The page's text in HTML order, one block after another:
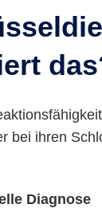
bei ihren
Diagnose